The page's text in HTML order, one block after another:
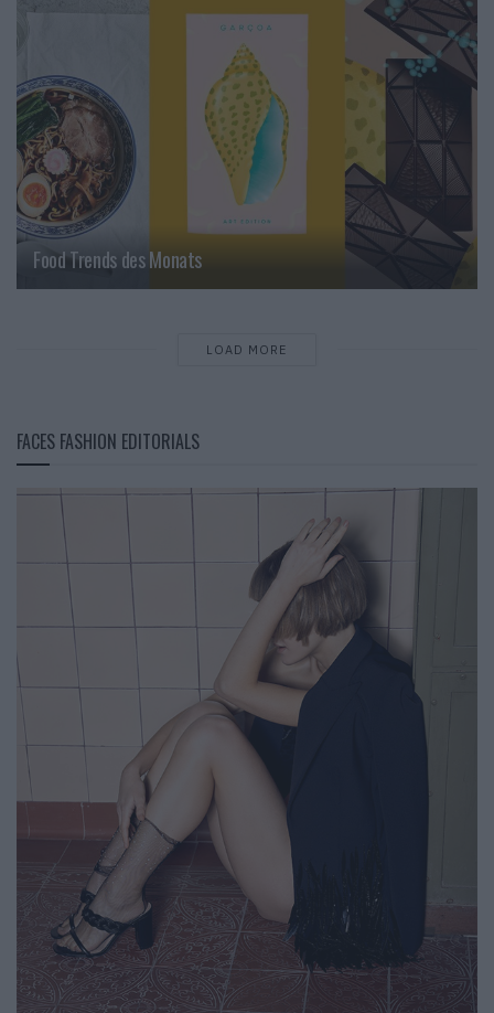
Food Trends des Monats
LOAD MORE
FACES FASHION EDITORIALS